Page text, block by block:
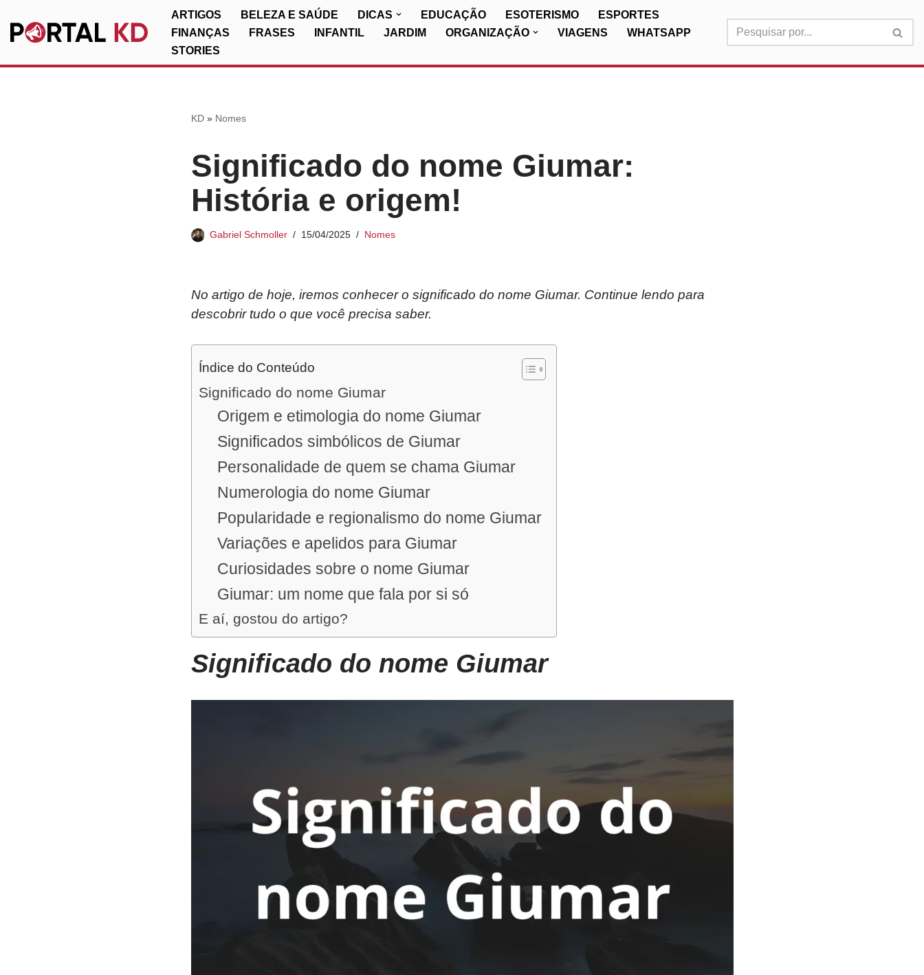
Pular
ARTIGOS BELEZA E SAÚDE DICAS EDUCAÇÃO ESOTERISMO
ESPORTES
FINANÇAS
FRASES INFANTIL JARDIM ORGANIZAÇÃO VIAGENS
WHATSAPP
STORIES
KD» Nomes
Significado do nome Giumar:
História e origem!
Gabriel Schmoller 15/04/2025 Nomes
No artigo de hoje, iremos conhecer o significado do nome Giumar. Continue lendo para
descobrir tudo o que você precisa saber.
Índice do Conteúdo
Significado do nome Giumar
Origem e etimologia do nome Giumar
Significados simbólicos de Giumar
Personalidade de quem se chama Giumar
Numerologia do nome Giumar
Popularidade e regionalismo do nome Giumar
Variações e apelidos para Giumar
Curiosidades sobre o nome Giumar
Giumar: um nome que fala por si só
E aí, gostou do artigo?
Significado do nome Giumar